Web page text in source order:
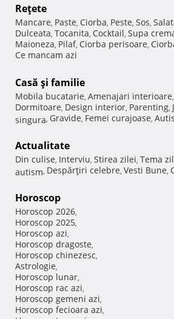
Reţete
Mancare, Paste, Ciorba, Peste, Sos,
Dulceata, Tocanita, Cocktail, Supa
Maioneza, Pilaf, Ciorba perisoare,
Ce mancam azi
Casă şi familie
Mobila bucatarie, Amenajari interioare,
Dormitoare, Design interior, Parenting,
singura, Gravide, Femei curajoase,
Actualitate
Din culise, Interviu, Stirea zilei, Tema
autism, Despărţiri celebre, Vesti Bune,
Horoscop
Horoscop 2026,
Horoscop 2025,
Horoscop azi,
Horoscop dragoste,
Horoscop chinezesc,
Astrologie,
Horoscop lunar,
Horoscop rac azi,
Horoscop gemeni azi,
Horoscop fecioara azi,